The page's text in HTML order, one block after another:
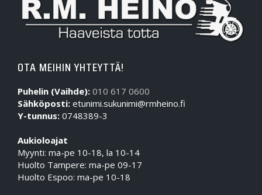
OTA MEIHIN YHTEYTTÄ!
Puhelin (Vaihde): 010 617 0600
Sähköposti: etunimi.sukunimi@rmheino.fi
Y-tunnus: 0748389-3
Aukioloajat
Myynti: ma-pe 10-18, la 10-14
Huolto Tampere: ma-pe 09-17
Huolto Espoo: ma-pe 10-18